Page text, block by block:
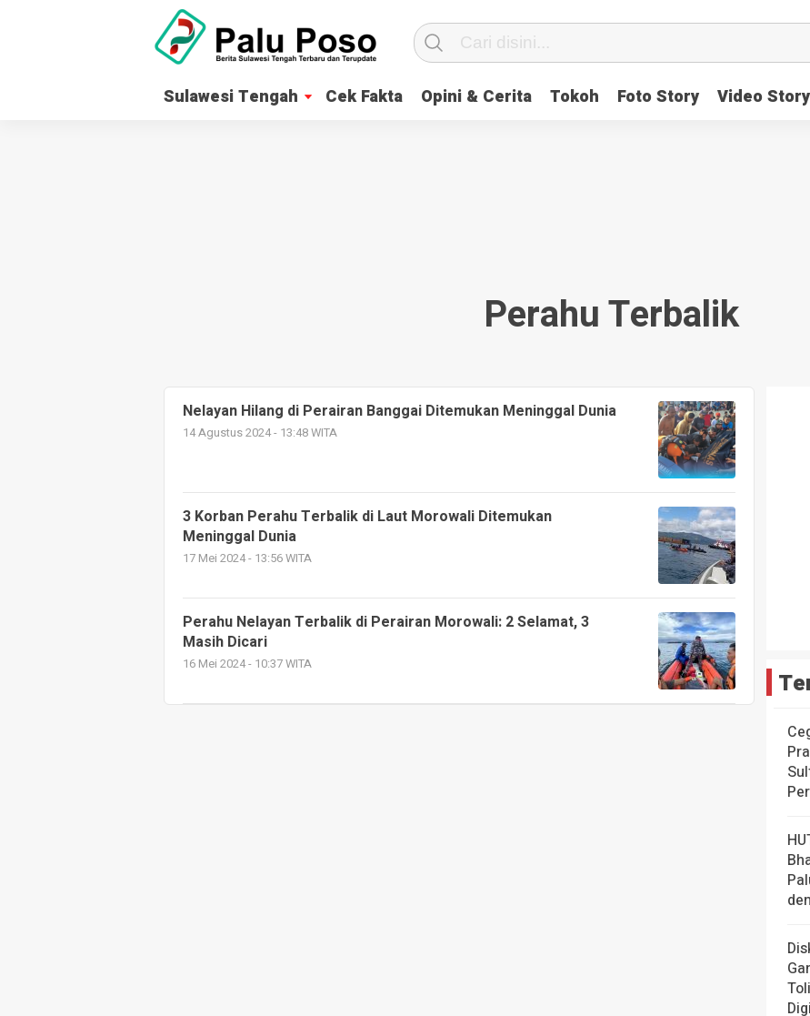
Sulawesi Tengah Cek Fakta Opini & Cerita Tokoh Foto Story Video Story
Perahu Terbalik
Nelayan Hilang di Perairan Banggai Ditemukan Meninggal Dunia
14 Agustus 2024 - 13:48 WITA
3 Korban Perahu Terbalik di Laut Morowali Ditemukan
Meninggal Dunia
17 Mei 2024 - 13:56 WITA
Perahu Nelayan Terbalik di Perairan Morowali: 2 Selamat, 3
Masih Dicari
16 Mei 2024 - 10:37 WITA